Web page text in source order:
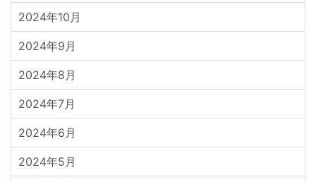
2024年10月
2024年9月
2024年8月
2024年7月
2024年6月
2024年5月